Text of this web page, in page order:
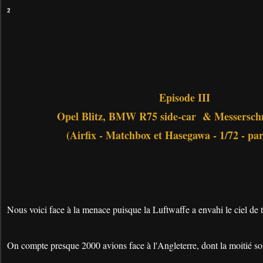
²
Episode III
Opel Blitz, BMW R75 side-car &
(Airfix - Matchbox et Hasegawa - 1/72 -
Nous voici face à la menace puisque la Luftwaffe a envahi le ciel de
On compte presque 2000 avions face à l'Angleterre, dont la moitié